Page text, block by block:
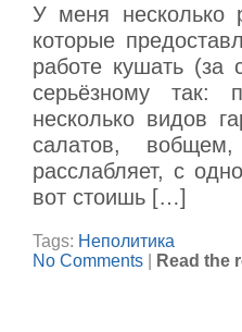
У меня несколько
которые
работе кушать (за
серьёзному так:
несколько видов
салатов,
расслабляет, с
вот стоишь […]
Tags: Неполитика
No Comments
Read the